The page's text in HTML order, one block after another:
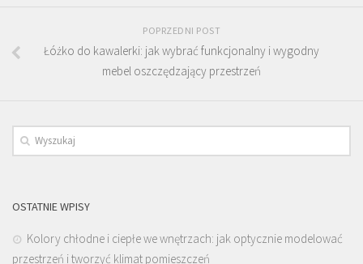
POPRZEDNI POST
Łóżko do kawalerki: jak wybrać funkcjonalny i wygodny
mebel oszczędzający przestrzeń
OSTATNIE WPISY
Kolory chłodne i ciepłe we wnętrzach: jak optycznie modelować
przestrzeń i tworzyć klimat pomieszczeń